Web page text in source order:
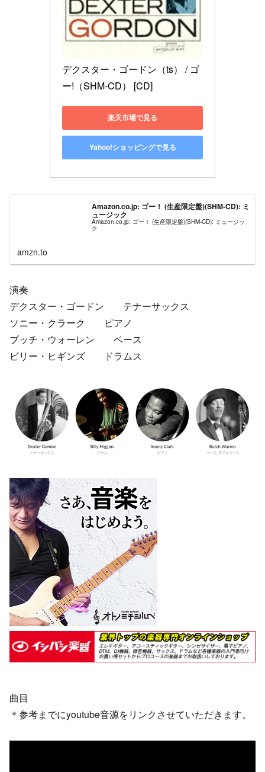
デクスター・ゴードン（ts） / ゴ
ー!（SHM-CD） [CD]
楽天市場で見る
Yahoo!ショッピングで見る
Amazon.co.jp: ゴー！ (生産限定盤)(SHM-CD): ミ
ュージック
Amazon.co.jp: ゴー！ (生産限定盤)(SHM-CD): ミュージッ
ク
amzn.to
演奏
デクスター・ゴードン テナーサックス
ソニー・クラーク ピアノ
ブッチ・ウォーレン ベース
ビリー・ヒギンズ ドラムス
曲目
＊参考までにyoutube音源をリンクさせていただきます。